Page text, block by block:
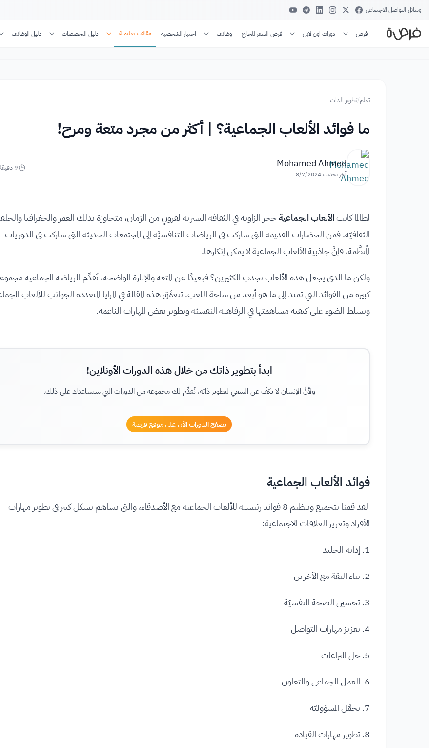
وسائل التواصل الاجتماعي
فرص دورات اون لاين فرص السفر للخارج وظائف اختبار الشخصية مقالات تعليمية دليل التخصصات دليل الوظائف
تعلم/تطوير الذات
ما فوائد الألعاب الجماعية؟ | أكثر من مجرد متعة ومرح!
Mohamed Ahmed
آخر تحديث8/7/2024
9
لطالما كانتالألعاب الجماعيةحجر الزاوية في الثقافة البشرية لقرونٍ من الزمان، متجاوزة بذلك العمر والجغرافيا
الثقافيّة. فمن الحضارات القديمة التي شاركت في الرياضات التنافسيَّة إلى المجتمعات الحديثة التي شاركت في الدوريات
المُنظَّمة، فإنَّ جاذبية الألعاب الجماعية لا يمكن إنكارها.
ولكن ما الذي يجعل هذه الألعاب تجذب الكثيرين؟ فبعيدًا عن المتعة والإثارة الواضحة، تُقدِّم الرياضة الجماعية
كبيرة من الفوائد التي تمتد إلى ما هو أبعد من ساحة اللعب. تتعمَّق هذه المقالة في المزايا المتعددة الجوانب للألعاب
وتسلط الضوء على كيفية مساهمتها في الرفاهية النفسيّة وتطوير بعض المهارات الناعمة.
ابدأ بتطوير ذاتك من خلال هذه الدورات الأونلاين!
ولأنَّ الإنسان لا يكفّ عن السعي لتطوير ذاته، نُقدِّم لك مجموعة من الدورات التي ستساعدك على ذلك.
تصفح الدورات الآن على موقع فرصة
فوائد الألعاب الجماعية
لقد قمنا بتجميع وتنظيم 8 فوائد رئيسية للألعاب الجماعية مع الأصدقاء، والتي تساهم بشكل كبير في تطوير مهارات
الأفراد وتعزيز العلاقات الاجتماعية:
1. إذابة الجليد
2. بناء الثقة مع الآخرين
3. تحسين الصحة النفسيّة
4. تعزيز مهارات التواصل
5. حل النزاعات
6. العمل الجماعي والتعاون
7. تحمُّل المسؤوليّة
8. تطوير مهارات القيادة